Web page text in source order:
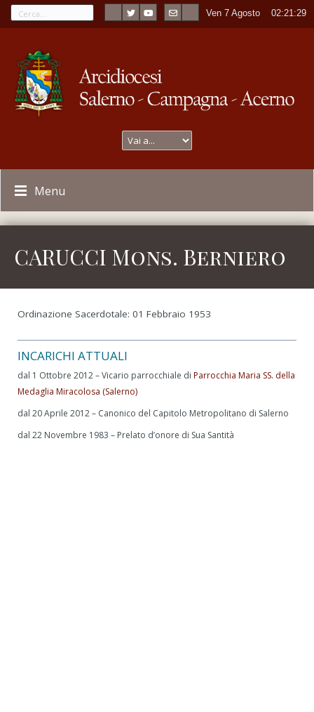
Ven 7 Agosto ----02:21:29
Menu
CARUCCI Mons. Berniero
Ordinazione Sacerdotale: 01 Febbraio 1953
INCARICHI ATTUALI
dal 1 Ottobre 2012 – Vicario parrocchiale di Parrocchia Maria SS. della
Medaglia Miracolosa (Salerno)
dal 20 Aprile 2012 – Canonico del Capitolo Metropolitano di Salerno
dal 22 Novembre 1983 – Prelato d’onore di Sua Santità